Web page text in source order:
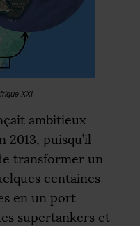
XXI
ambitieux
2013, puisqu’il
transformer un
centaines
en un port
supertankers et